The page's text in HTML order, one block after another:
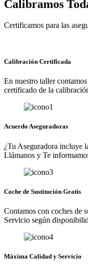
Calibramos
Certificamos para las
Calibración Certificada
En nuestro taller
certificado de la
Acuerdo Aseguradoras
¿Tu Aseguradora incluye
Llámanos y Te
Coche de Sustitución Gratis
Contamos con coches de
Servicio según
Máxima Calidad y Servicio